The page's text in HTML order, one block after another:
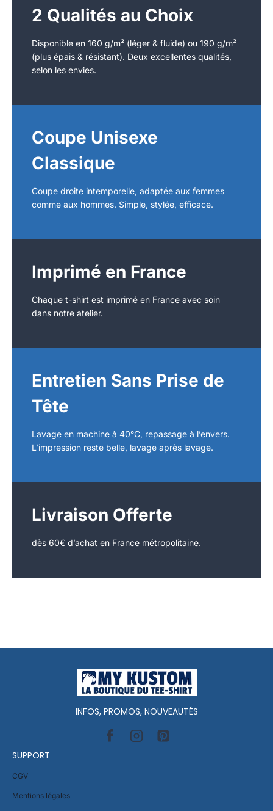
2 Qualités au Choix
Disponible en 160 g/m² (léger & fluide) ou 190 g/m²
(plus épais & résistant). Deux excellentes qualités,
selon les envies.
Coupe Unisexe
Classique
Coupe droite intemporelle, adaptée aux femmes
comme aux hommes. Simple, stylée, efficace.
Imprimé en France
Chaque t-shirt est imprimé en France avec soin
dans notre atelier.
Entretien Sans Prise de
Tête
Lavage en machine à 40°C, repassage à l’envers.
L’impression reste belle, lavage après lavage.
Livraison Offerte
dès 60€ d’achat en France métropolitaine.
INFOS, PROMOS, NOUVEAUTÉS
SUPPORT
CGV
Mentions légales